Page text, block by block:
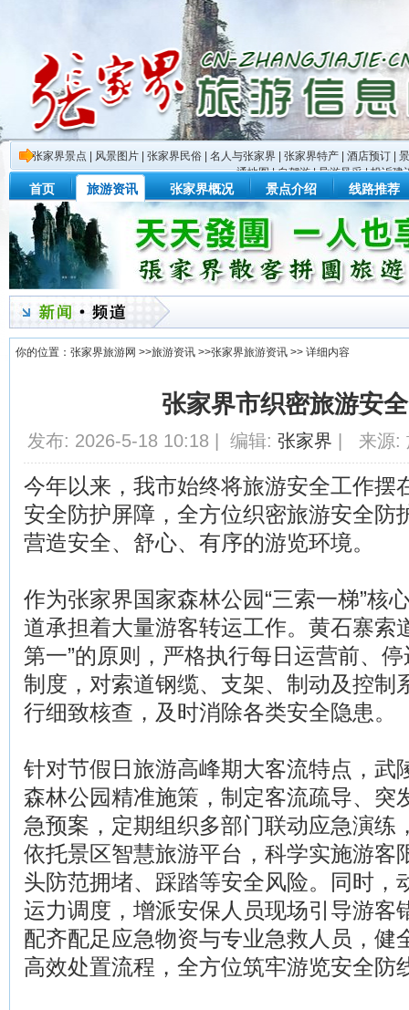
张家界景点 风景图片 张家界民俗 名人与张家界 张家界特产 酒店预订
通地图|自驾游|导游风采|投诉建
首页 旅游资讯 张家界概况 景点介绍 线路推荐
你的位置： 张家界旅游网 >>旅游资讯 >>张家界旅游资讯 >> 详细内容
张家界市织密旅游安
发布: 2026-5-18 10:18 | 编辑: 张家界 | 来源:
今年以来，我市始终将旅游安全工作摆
安全防护屏障，全方位织密旅游安全防
营造安全、舒心、有序的游览环境。
作为张家界国家森林公园“三索一梯”核
道承担着大量游客转运工作。黄石寨索
第一”的原则，严格执行每日运营前、
制度，对索道钢缆、支架、制动及控制
行细致核查，及时消除各类安全隐患。
针对节假日旅游高峰期大客流特点，武
森林公园精准施策，制定客流疏导、突
急预案，定期组织多部门联动应急演练
依托景区智慧旅游平台，科学实施游客
头防范拥堵、踩踏等安全风险。同时，
运力调度，增派安保人员现场引导游客
配齐配足应急物资与专业急救人员，健
高效处置流程，全方位筑牢游览安全防